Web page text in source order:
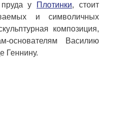
пруда у
Плотинки, стоит
и символичных
композиция,
основателям Василию
Геннину.